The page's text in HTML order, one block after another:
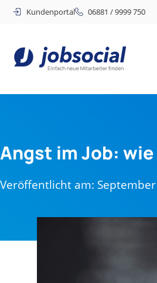
Kundenportal 06881 / 9999 750
Angst im Job:
Veröffentlicht am: